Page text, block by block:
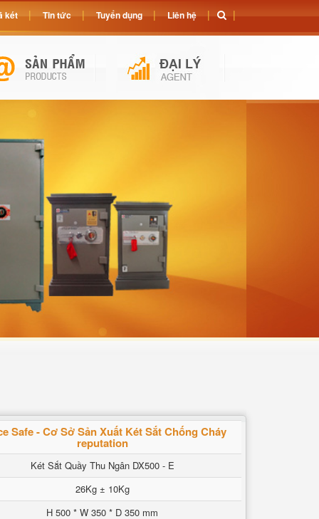
Safe - Cơ Sở Sản Xuất Két Sắt Chống Cháy
reputation
Két Sắt Quầy Thu Ngân DX500 - E
26Kg ± 10Kg
H 500 * W 350 * D 350 mm
két Tin tức Tuyển dụng Liên hệ